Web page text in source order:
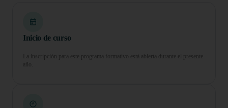
Inicio de curso
La inscripción para este programa formativo está abierta durante el presente
año.